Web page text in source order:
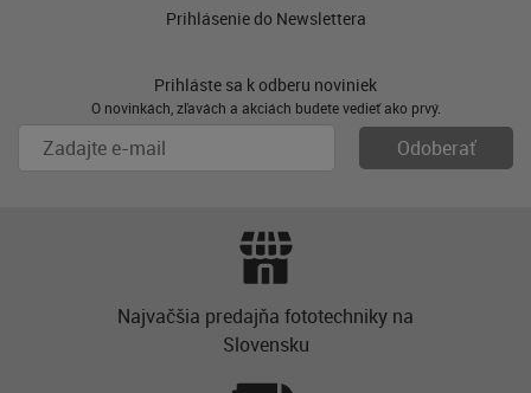
Prihlásenie do Newslettera
Prihláste sa k odberu noviniek
O novinkách, zľavách a akciách budete vedieť ako prvý.
Najvačšia predajňa fototechniky na
Slovensku